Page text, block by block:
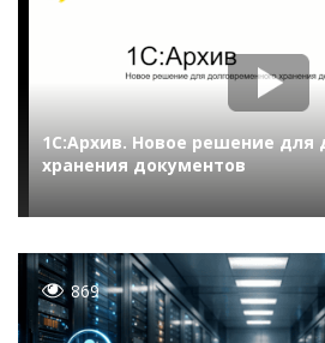
1С:Архив. Новое решение для
хранения документов
869